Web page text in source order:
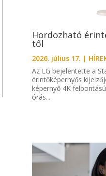
Hordozható
től
2026. július 17. |
Az LG bejelentette a
érintőképernyős
képernyő 4K
órás...